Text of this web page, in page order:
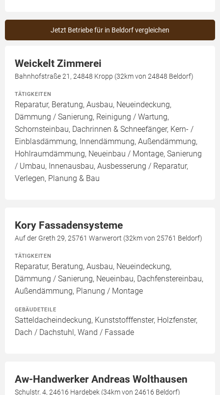
Jetzt Betriebe für in Beldorf vergleichen
Weickelt Zimmerei
Bahnhofstraße 21, 24848 Kropp (32km von 24848 Beldorf)
TÄTIGKEITEN
Reparatur, Beratung, Ausbau, Neueindeckung,
Dämmung / Sanierung, Reinigung / Wartung,
Schornsteinbau, Dachrinnen & Schneefänger, Kern- /
Einblasdämmung, Innendämmung, Außendämmung,
Hohlraumdämmung, Neueinbau / Montage, Sanierung
/ Umbau, Innenausbau, Ausbesserung / Reparatur,
Verlegen, Planung & Bau
Kory Fassadensysteme
Auf der Greth 29, 25761 Warwerort (32km von 25761 Beldorf)
TÄTIGKEITEN
Reparatur, Beratung, Ausbau, Neueindeckung,
Dämmung / Sanierung, Neueinbau, Dachfenstereinbau,
Außendämmung, Planung / Montage
GEBÄUDETEILE
Satteldacheindeckung, Kunststofffenster, Holzfenster,
Dach / Dachstuhl, Wand / Fassade
Aw-Handwerker Andreas Wolthausen
Schulstr. 4, 24616 Hardebek (34km von 24616 Beldorf)